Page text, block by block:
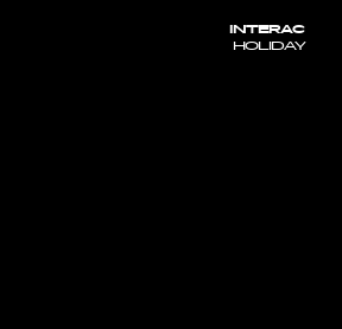
INTERAC
HOLIDAY